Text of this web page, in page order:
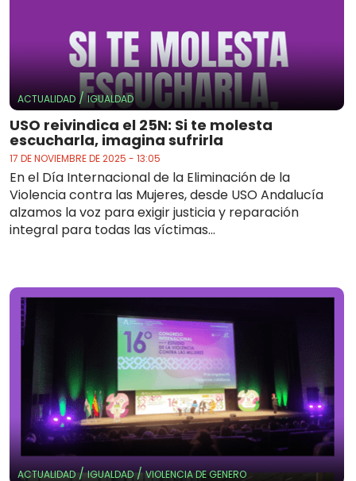
ACTUALIDAD /IGUALDAD
USO reivindica el 25N: Si te molesta
escucharla, imagina sufrirla
17 DE NOVIEMBRE DE 2025 - 13:05
En el Día Internacional de la Eliminación de la
Violencia contra las Mujeres, desde USO Andalucía
alzamos la voz para exigir justicia y reparación
integral para todas las víctimas...
ACTUALIDAD/IGUALDAD/VIOLENCIA DE GENERO